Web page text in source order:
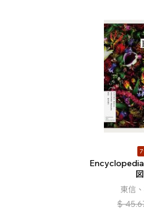
東信
$